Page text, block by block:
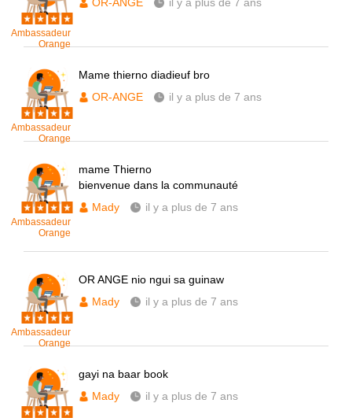
Ambassadeur
Orange
Ambassadeur
Orange
Mame thierno diadieuf bro
OR-ANGE
il y a plus de 7 ans
Ambassadeur
Orange
mame Thierno
bienvenue dans la communauté
Mady
il y a plus de 7 ans
Ambassadeur
Orange
OR ANGE nio ngui sa guinaw
Mady
il y a plus de 7 ans
gayi na baar book
Mady
il y a plus de 7 ans